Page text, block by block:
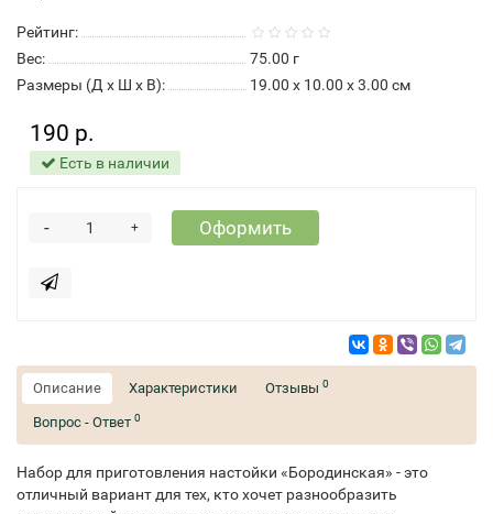
Рейтинг:
Вес:
75.00 г
Размеры (Д x Ш x В):
19.00 x 10.00 x 3.00 см
190 р.
Есть в наличии
+
- Оформить
Описание Характеристики Отзывы 0
Вопрос - Ответ 0
Набор для приготовления настойки «Бородинская» - это
отличный вариант для тех, кто хочет разнообразить